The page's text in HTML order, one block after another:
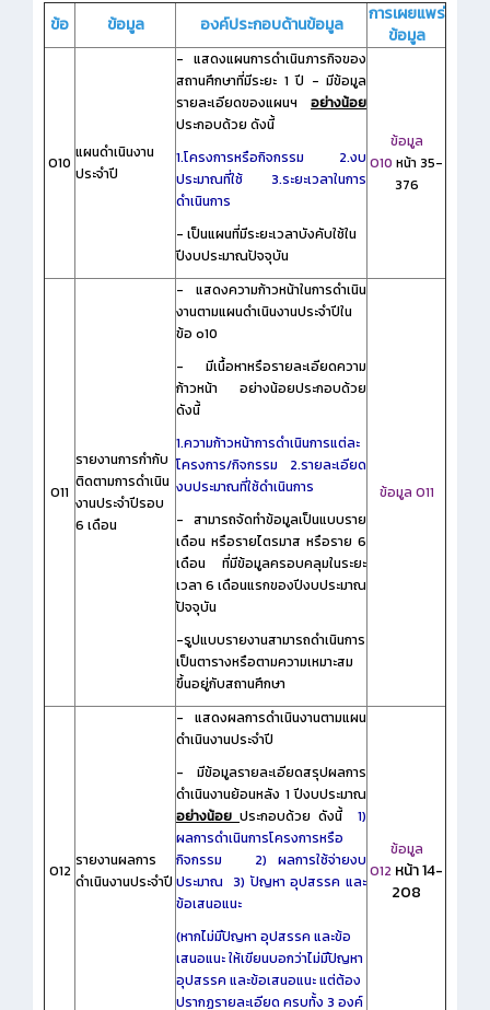
ข้อ ข้อมูล องค์ประกอบด้านข้อมูล
การเผยแพร่
ข้อมูล
O10
แผนดำเนินงาน
ประจำปี
- แสดงแผนการดำเนินภารกิจของ
สถานศึกษาที่มีระยะ 1 ปี - มีข้อมูล
รายละเอียดของแผนฯ อย่างน้อย
ประกอบด้วย ดังนี้
1.โครงการหรือกิจกรรม 2.งบ
ประมาณที่ใช้ 3.ระยะเวลาในการ
ดำเนินการ
- เป็นแผนที่มีระยะเวลาบังคับใช้ใน
ปีงบประมาณปัจจุบัน
ข้อมูล
O10 หน้า 35-
376
O11
รายงานการกำกับ
ติดตามการดำเนิน
งานประจำปีรอบ
6 เดือน
- แสดงความก้าวหน้าในการดำเนิน
งานตามแผนดำเนินงานประจำปีใน
ข้อ o10
- มีเนื้อหาหรือรายละเอียดความ
ก้าวหน้า อย่างน้อยประกอบด้วย
ดังนี้
1.ความก้าวหน้าการดำเนินการแต่ละ
โครงการ/กิจกรรม 2.รายละเอียด
งบประมาณที่ใช้ดำเนินการ
- สามารถจัดทำข้อมูลเป็นแบบราย
เดือน หรือรายไตรมาส หรือราย 6
เดือน ที่มีข้อมูลครอบคลุมในระยะ
เวลา 6 เดือนแรกของปีงบประมาณ
ปัจจุบัน
-รูปแบบรายงานสามารถดำเนินการ
เป็นตารางหรือตามความเหมาะสม
ขึ้นอยู่กับสถานศึกษา
ข้อมูล O11
O12
รายงานผลการ
ดำเนินงานประจำปี
- แสดงผลการดำเนินงานตามแผน
ดำเนินงานประจำปี
- มีข้อมูลรายละเอียดสรุปผลการ
ดำเนินงานย้อนหลัง 1 ปีงบประมาณ
อย่างน้อย ประกอบด้วย ดังนี้
1)
ผลการดำเนินการโครงการหรือ
กิจกรรม 2) ผลการใช้จ่ายงบ
ประมาณ
3) ปัญหา อุปสรรค และ
ข้อเสนอแนะ
(หากไม่มีปัญหา อุปสรรค และข้อ
เสนอแนะ ให้เขียนบอกว่าไม่มีปัญหา
อุปสรรค และข้อเสนอแนะ แต่ต้อง
ปรากฏรายละเอียด ครบทั้ง 3 องค์
ข้อมูล
O12 หน้า 14-
208